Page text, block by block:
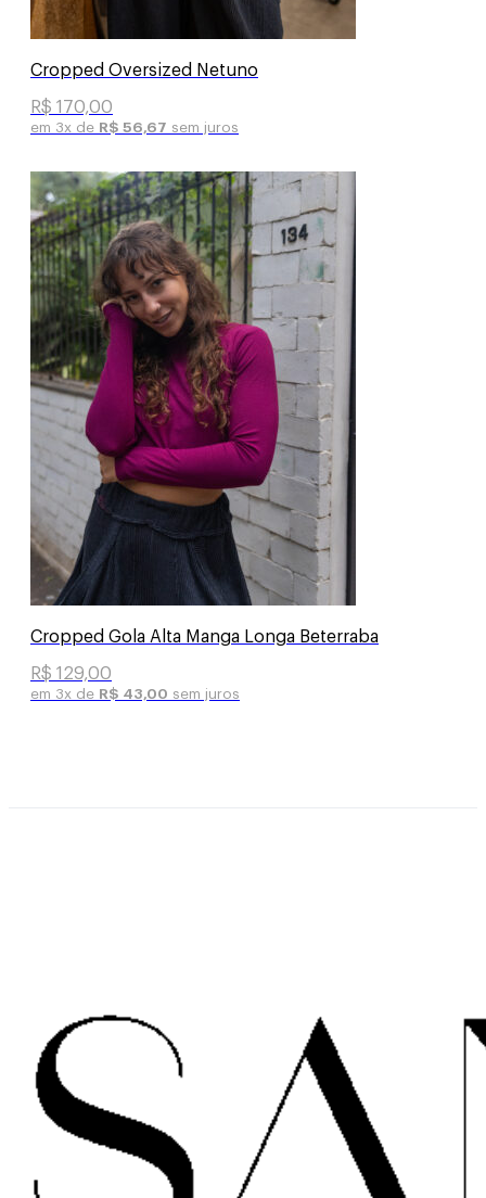
Cropped Oversized Netuno
R$ 170,00
em 3x de R$ 56,67 sem juros
Cropped Gola Alta Manga Longa Beterraba
R$ 129,00
em 3x de R$ 43,00 sem juros